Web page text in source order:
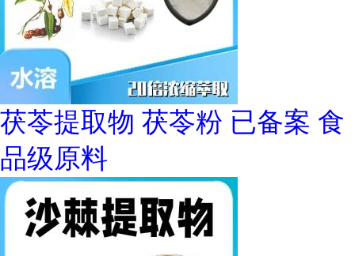
茯苓提取物 茯苓粉 已备案 食
品级原料